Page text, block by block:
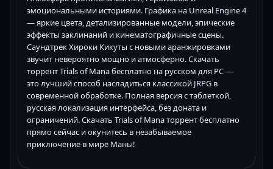
эмоциональными историями. Графика на Unreal Engine 4
— яркие цвета, детализированные модели, эпические
эффекты заклинаний и кинематографичные сцены.
Саундтрек Хироки Кикуты с новыми аранжировками
звучит невероятно мощно и атмосферно. Скачать
торрент Trials of Mana бесплатно на русском для PC —
это лучший способ насладиться классикой JRPG в
современной обработке. Полная версия с таблеткой,
русская локализация интерфейса, без доната и
ограничений. Скачать Trials of Mana торрент бесплатно
прямо сейчас и окунитесь в незабываемое
приключение в мире Маны!